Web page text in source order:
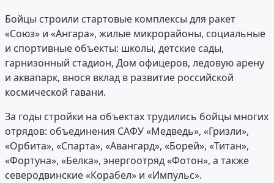
Бойцы строили стартовые комплексы для ракет
«Союз» и «Ангара», жилые микрорайоны, социальные
и спортивные объекты: школы, детские сады,
гарнизонный стадион, Дом офицеров, ледовую арену
и аквапарк, внося вклад в развитие российской
космической гавани.
За годы стройки на объектах трудились бойцы многих
отрядов: объединения САФУ «Медведь», «Гризли»,
«Орбита», «Спарта», «Авангард», «Борей», «Титан»,
«Фортуна», «Белка», энергоотряд «Фотон», а также
северодвинские «Корабел» и «Импульс».